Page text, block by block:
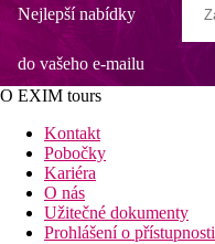
Nejlepší nabídky
do vašeho e-mailu
O EXIM tours
Kontakt
Pobočky
Kariéra
O nás
Užitečné dokumenty
Prohlášení o přístupnosti